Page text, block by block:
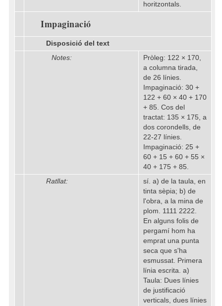
horitzontals.
Impaginació
Disposició del text
Notes:
Pròleg: 122 × 170,
a columna tirada,
de 26 línies.
Impaginació: 30 +
122 + 60 × 40 + 170
+ 85. Cos del
tractat: 135 × 175, a
dos corondells, de
22-27 línies.
Impaginació: 25 +
60 + 15 + 60 + 55 ×
40 + 175 + 85.
Ratllat:
sí. a) de la taula, en
tinta sèpia; b) de
l'obra, a la mina de
plom. 1111 2222.
En alguns folis de
pergamí hom ha
emprat una punta
seca que s'ha
esmussat. Primera
línia escrita. a)
Taula: Dues línies
de justificació
verticals, dues línies